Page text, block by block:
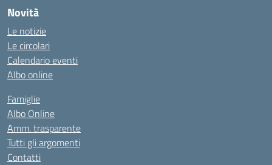
Novità
Le notizie
Le circolari
Calendario eventi
Albo online
Famiglie
Albo Online
Amm. trasparente
Tutti gli argomenti
Contatti